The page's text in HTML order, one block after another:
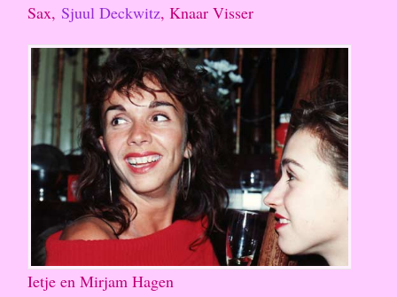
Sax, Sjuul Deckwitz, Knaar Visser
Ietje en Mirjam Hagen